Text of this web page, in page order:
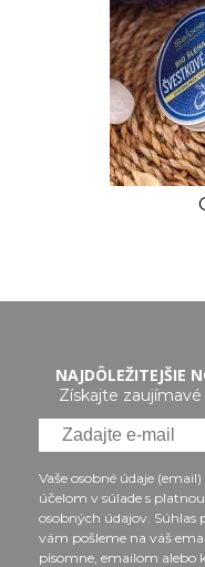
NAJDÔLEŽITEJŠIE
Získajte
Vaše osobné údaje
účelom v súlade s
osobných údajov.
vám pošleme na váš
písomne, emailom